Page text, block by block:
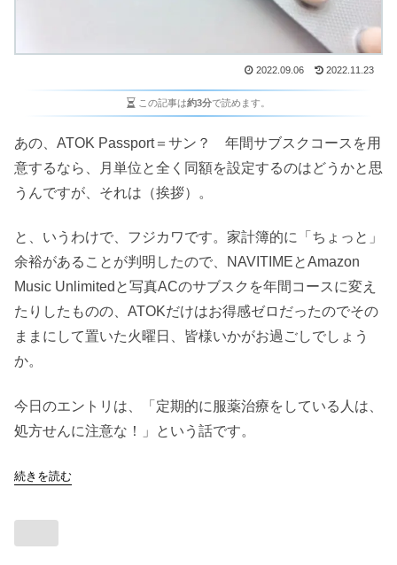
2022.09.06 2022.11.23
この記事は約3分で読めます。
あの、ATOK Passport＝サン？ 年間サブスクコースを用
意するなら、月単位と全く同額を設定するのはどうかと思
うんですが、それは（挨拶）。
と、いうわけで、フジカワです。家計簿的に「ちょっと」
余裕があることが判明したので、NAVITIMEとAmazon
Music Unlimitedと写真ACのサブスクを年間コースに変え
たりしたものの、ATOKだけはお得感ゼロだったのでその
ままにして置いた火曜日、皆様いかがお過ごしでしょう
か。
今日のエントリは、「定期的に服薬治療をしている人は、
処方せんに注意な！」という話です。
続きを読む